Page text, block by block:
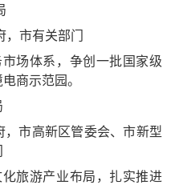
市有关部门
场体系，争创一批国家级
商示范园。
市高新区管委会、市新型
旅游产业布局，扎实推进